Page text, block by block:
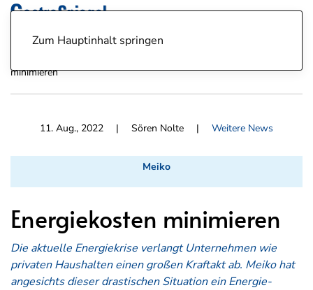
Zum Hauptinhalt springen
minimieren
11. Aug., 2022 | Sören Nolte | Weitere News
Meiko
Energiekosten minimieren
Die aktuelle Energiekrise verlangt Unternehmen wie
privaten Haushalten einen großen Kraftakt ab. Meiko hat
angesichts dieser drastischen Situation ein Energie-